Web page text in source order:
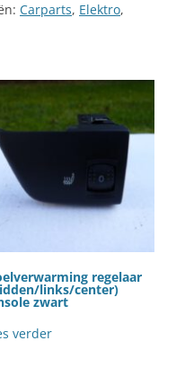
Carparts, Elektro,
regelaar
links/center)
zwart
verder